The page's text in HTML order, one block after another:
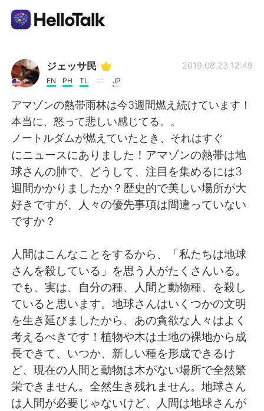
Language Exchange App
AI Grammar Checker
English
简体中文 繁體中文
Español العربية
日本語 한국어
Русский ไทย
Indonesia Italiano
Türkçe Tiếng Việt
Português
ジェッサ民
EN PH TL JP
2019.08.23 12:49
アマゾンの熱帯雨林は今3週間燃え続けています！
本当に、怒って悲しい感じてる。。
ノートルダムが燃えていたとき、それはすぐ
にニュースにありました！アマゾンの熱帯は地
球さんの肺で、どうして、注目を集めるには3
週間かかりましたか？歴史的で美しい場所が大
好きですが、人々の優先事項は間違っていない
ですか？
人間はこんなことをするから、「私たちは地球
さんを殺している」を思う人がたくさんいる。
でも、実は、自分の種、人間と動物種、を殺し
ていると思います。地球さんはいくつかの文明
を生き延びましたから、あの貪欲な人々はよく
考えるべきです！植物や木は土地の裸地から成
長できて、いつか、新しい種を形成できるけ
ど、現在の人間と動物は木がない場所で全然繁
栄できません。全然生き残れません。地球さん
は人間が必要じゃないけど、人間は地球さんが